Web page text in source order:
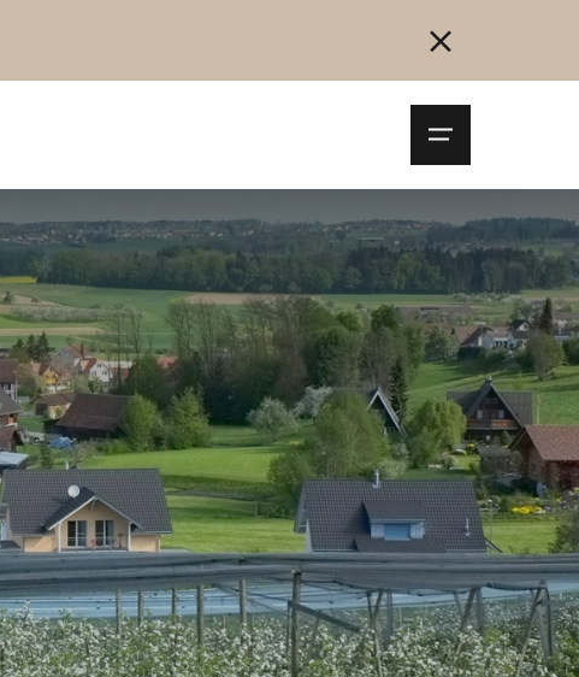
Collegarsi Registrazione
Inizia ora